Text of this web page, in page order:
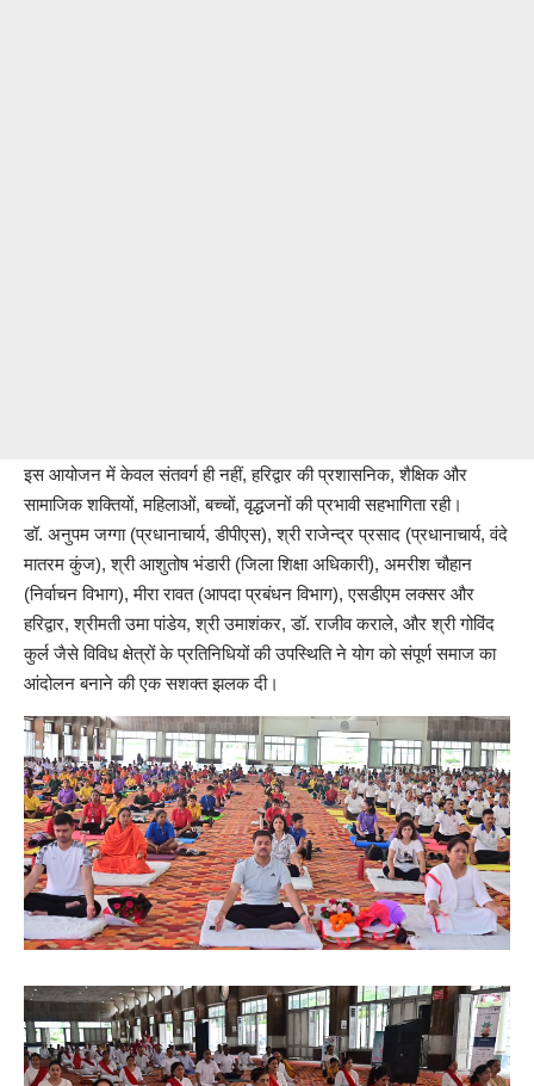
इस आयोजन में केवल संतवर्ग ही नहीं, हरिद्वार की प्रशासनिक, शैक्षिक और
सामाजिक शक्तियों, महिलाओं, बच्चों, वृद्धजनों की प्रभावी सहभागिता रही।
डॉ. अनुपम जग्गा (प्रधानाचार्य, डीपीएस), श्री राजेन्द्र प्रसाद (प्रधानाचार्य, वंदे
मातरम कुंज), श्री आशुतोष भंडारी (जिला शिक्षा अधिकारी), अमरीश चौहान
(निर्वाचन विभाग), मीरा रावत (आपदा प्रबंधन विभाग), एसडीएम लक्सर और
हरिद्वार, श्रीमती उमा पांडेय, श्री उमाशंकर, डॉ. राजीव कराले, और श्री गोविंद
कुर्ल जैसे विविध क्षेत्रों के प्रतिनिधियों की उपस्थिति ने योग को संपूर्ण समाज का
आंदोलन बनाने की एक सशक्त झलक दी।